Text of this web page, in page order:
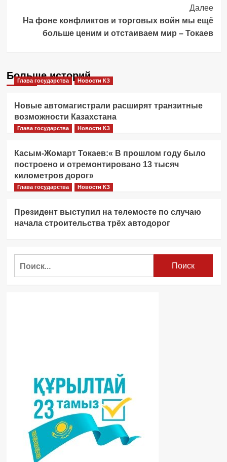
Далее
На фоне конфликтов и торговых войн мы ещё
больше ценим и отстаиваем мир – Токаев
Больше историй
Глава государства Новости КЗ
Новые автомагистрали расширят транзитные
возможности Казахстана
Глава государства Новости КЗ
Касым-Жомарт Токаев:« В прошлом году было
построено и отремонтировано 13 тысяч
километров дорог»
Глава государства Новости КЗ
Президент выступил на телемосте по случаю
начала строительства трёх автодорог